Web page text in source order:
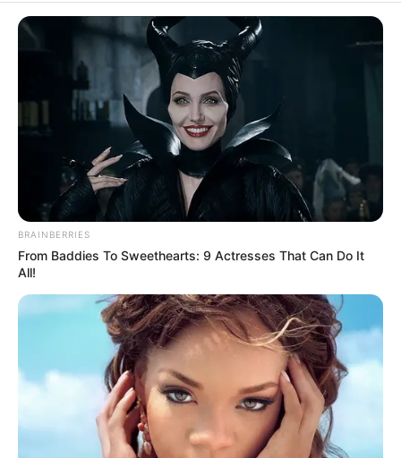
Friss hírek
BRAINBERRIES
From Baddies To Sweethearts: 9 Actresses That Can Do It
All!